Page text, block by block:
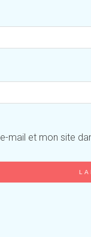
mail et mon site